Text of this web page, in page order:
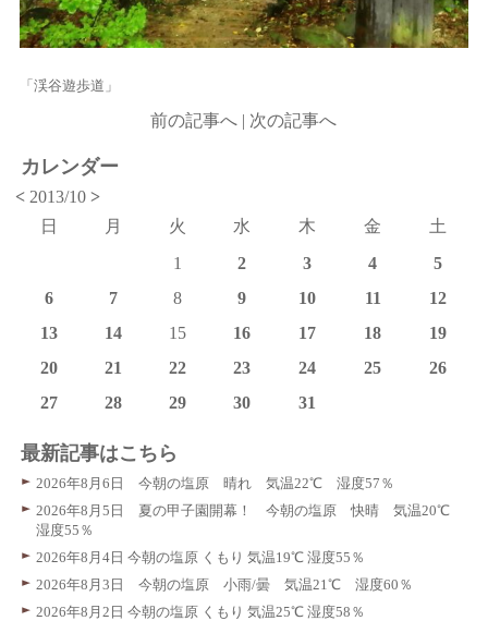
「渓谷遊歩道」
前の記事へ | 次の記事へ
カレンダー
< 2013/10>
日
月 火 水 木 金
土
1
2 3 4
5
6
7 8 9 10 11
12
13
14 15 16 17 18
19
20
21 22 23 24 25
26
27
28 29 30 31
最新記事はこちら
2026年8月6日 今朝の塩原 晴れ 気温22℃ 湿度57％
2026年8月5日 夏の甲子園開幕！ 今朝の塩原 快晴 気温20℃
湿度55％
2026年8月4日 今朝の塩原 くもり 気温19℃ 湿度55％
2026年8月3日 今朝の塩原 小雨/曇 気温21℃ 湿度60％
2026年8月2日 今朝の塩原 くもり 気温25℃ 湿度58％